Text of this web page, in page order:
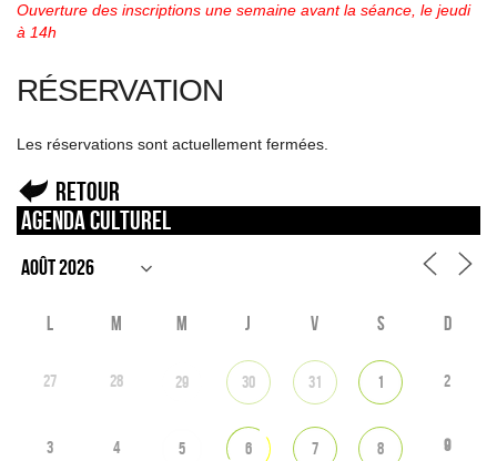
Ouverture des inscriptions une semaine avant la séance, le jeudi
à 14h
RÉSERVATION
Les réservations sont actuellement fermées.
Retour
Agenda culturel
L M M J V S D
27 28 29 30 31 1 2
3 4 5 6 7 8 9